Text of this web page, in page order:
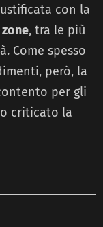
con la
, tra le più
Come spesso
però, la
per gli
criticato la